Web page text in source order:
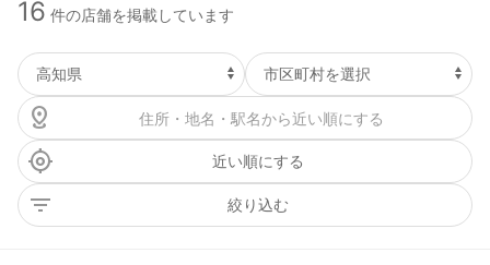
16 件の店舗を掲載しています
近い順にする
絞り込む